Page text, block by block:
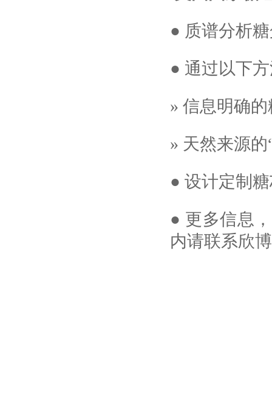
● 质谱分析
● 通过以下
» 信息明确
» 天然来源
● 设计定制
● 更多信息
内请联系欣